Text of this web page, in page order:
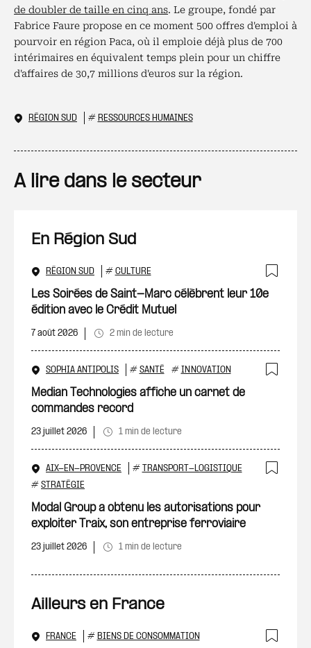
de doubler de taille en cinq ans. Le groupe, fondé par
Fabrice Faure propose en ce moment 500 offres d'emploi à
pourvoir en région Paca, où il emploie déjà plus de 700
intérimaires en équivalent temps plein pour un chiffre
d'affaires de 30,7 millions d'euros sur la région.
RÉGION SUD # RESSOURCES HUMAINES
A lire dans le secteur
En Région Sud
RÉGION SUD # CULTURE
Les Soirées de Saint-Marc célèbrent leur 10e
édition avec le Crédit Mutuel
7 août 2026 2 min de lecture
SOPHIA ANTIPOLIS # SANTÉ # INNOVATION
Median Technologies affiche un carnet de
commandes record
23 juillet 2026 1 min de lecture
AIX-EN-PROVENCE # TRANSPORT-LOGISTIQUE
# STRATÉGIE
Modal Group a obtenu les autorisations pour
exploiter Traix, son entreprise ferroviaire
23 juillet 2026 1 min de lecture
Ailleurs en France
FRANCE # BIENS DE CONSOMMATION